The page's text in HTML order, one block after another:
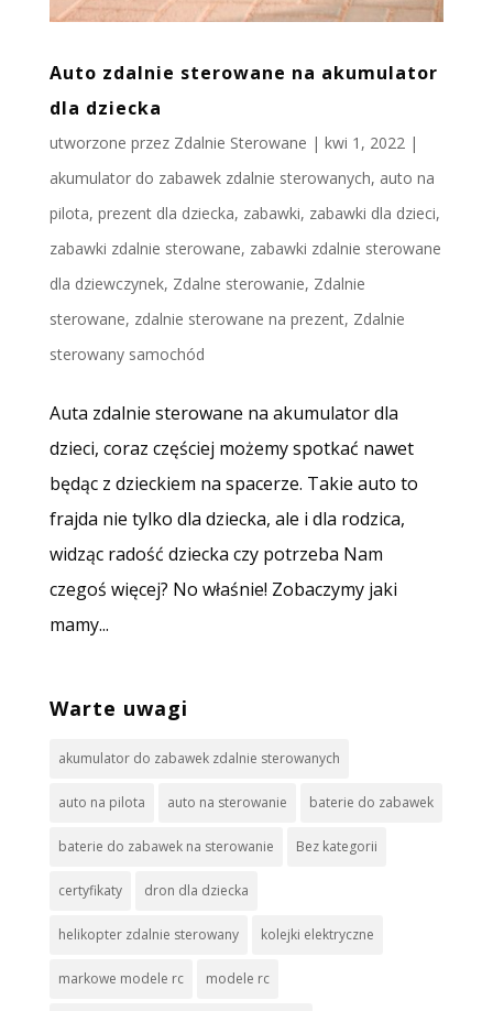
Auto zdalnie sterowane na akumulator
dla dziecka
utworzone przez Zdalnie Sterowane | kwi 1, 2022 |
akumulator do zabawek zdalnie sterowanych, auto na
pilota, prezent dla dziecka, zabawki, zabawki dla dzieci,
zabawki zdalnie sterowane, zabawki zdalnie sterowane
dla dziewczynek, Zdalne sterowanie, Zdalnie
sterowane, zdalnie sterowane na prezent, Zdalnie
sterowany samochód
Auta zdalnie sterowane na akumulator dla
dzieci, coraz częściej możemy spotkać nawet
będąc z dzieckiem na spacerze. Takie auto to
frajda nie tylko dla dziecka, ale i dla rodzica,
widząc radość dziecka czy potrzeba Nam
czegoś więcej? No właśnie! Zobaczymy jaki
mamy...
Warte uwagi
akumulator do zabawek zdalnie sterowanych
auto na pilota auto na sterowanie baterie do zabawek
baterie do zabawek na sterowanie Bez kategorii
certyfikaty dron dla dziecka
helikopter zdalnie sterowany kolejki elektryczne
markowe modele rc modele rc